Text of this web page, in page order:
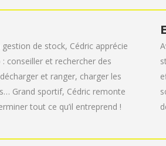
de stock, Cédric apprécie
conseiller et rechercher des
et ranger, charger les
Grand sportif, Cédric remonte
tout ce qu’il entreprend !